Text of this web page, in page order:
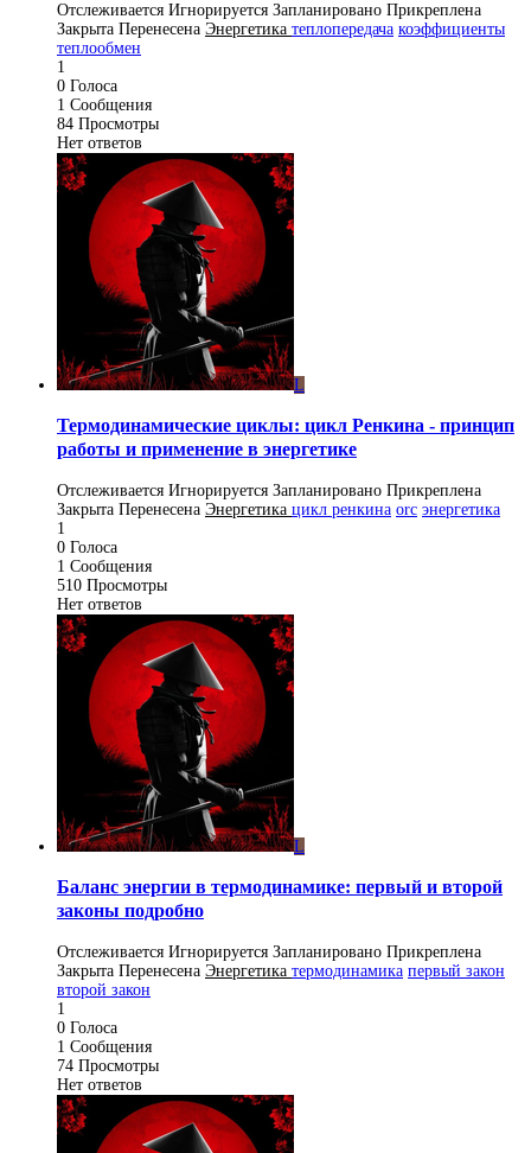
Отслеживается Игнорируется Запланировано Прикреплена
Закрыта Перенесена Энергетика теплопередача коэффициенты
теплообмен
1
0 Голоса
1 Сообщения
84 Просмотры
Нет ответов
L
Термодинамические циклы: цикл Ренкина - принцип
работы и применение в энергетике
Отслеживается Игнорируется Запланировано Прикреплена
Закрыта Перенесена Энергетика цикл ренкина orc энергетика
1
0 Голоса
1 Сообщения
510 Просмотры
Нет ответов
L
Баланс энергии в термодинамике: первый и второй
законы подробно
Отслеживается Игнорируется Запланировано Прикреплена
Закрыта Перенесена Энергетика термодинамика первый закон
второй закон
1
0 Голоса
1 Сообщения
74 Просмотры
Нет ответов